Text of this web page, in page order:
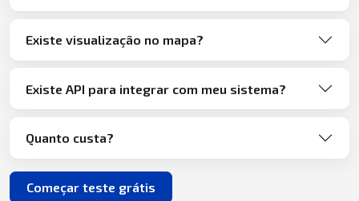
Existe visualização no mapa?
Existe API para integrar com meu sistema?
Quanto custa?
Começar teste grátis